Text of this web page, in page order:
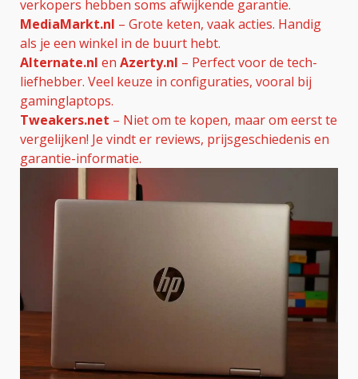
verkopers hebben soms afwijkende garantie.
MediaMarkt.nl – Grote keten, vaak acties. Handig
als je een winkel in de buurt hebt.
Alternate.nl en Azerty.nl – Perfect voor de tech-
liefhebber. Veel keuze in configuraties, vooral bij
gaminglaptops.
Tweakers.net – Niet om te kopen, maar om eerst te
vergelijken! Je vindt er reviews, prijsgeschiedenis en
garantie-informatie.